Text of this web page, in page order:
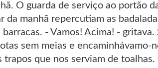
O guarda de serviço ao portão
da manhã repercutiam as
- Vamos! Acima! - gritava.
sem meias e encaminhávamo-
trapos que nos serviam de